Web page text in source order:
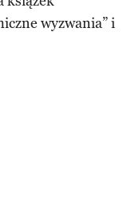
wyzwania” i